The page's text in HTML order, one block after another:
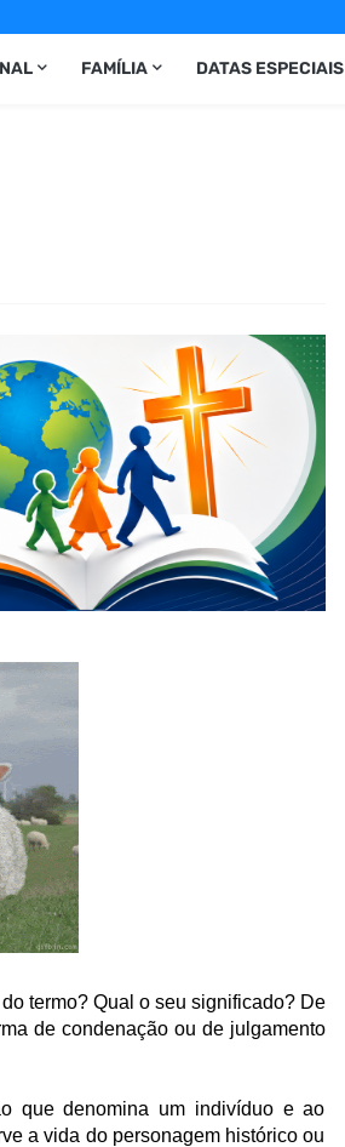
FAMÍLIA DATAS ESPECIAIS
termo? Qual o seu significado? De
de condenação ou de julgamento
que denomina um indivíduo e ao
a vida do personagem histórico ou